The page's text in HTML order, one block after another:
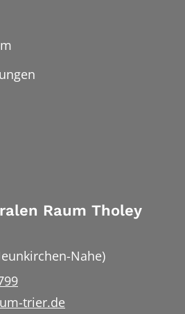
Raum Tholey
Nahe)
trier.de